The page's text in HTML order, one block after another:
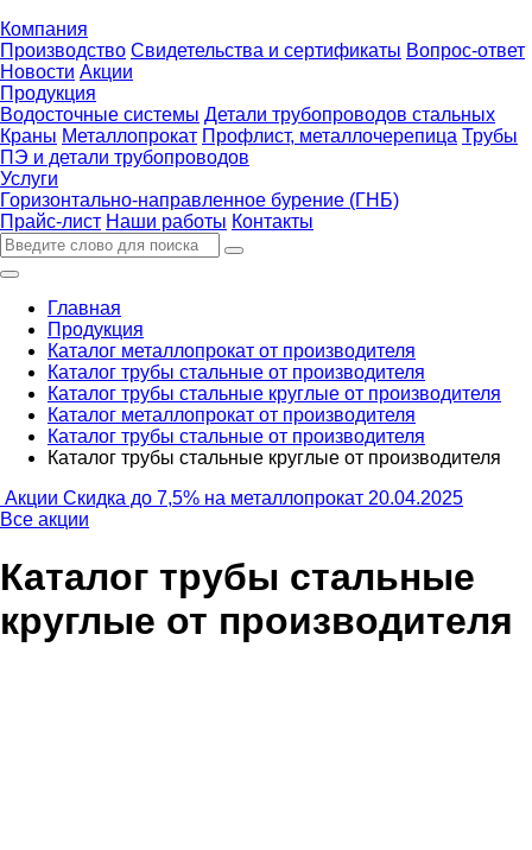
Компания
Производство Свидетельства и сертификаты Вопрос-ответ
Новости Акции
Продукция
Водосточные системы Детали трубопроводов стальных
Краны Металлопрокат Профлист, металлочерепица Трубы
ПЭ и детали трубопроводов
Услуги
Горизонтально-направленное бурение (ГНБ)
Прайс-лист Наши работы Контакты
Главная
Продукция
Каталог металлопрокат от производителя
Каталог трубы стальные от производителя
Каталог трубы стальные круглые от производителя
Каталог металлопрокат от производителя
Каталог трубы стальные от производителя
Каталог трубы стальные круглые от производителя
Акции Скидка до 7,5% на металлопрокат 20.04.2025
Все акции
Каталог трубы стальные
круглые от производителя